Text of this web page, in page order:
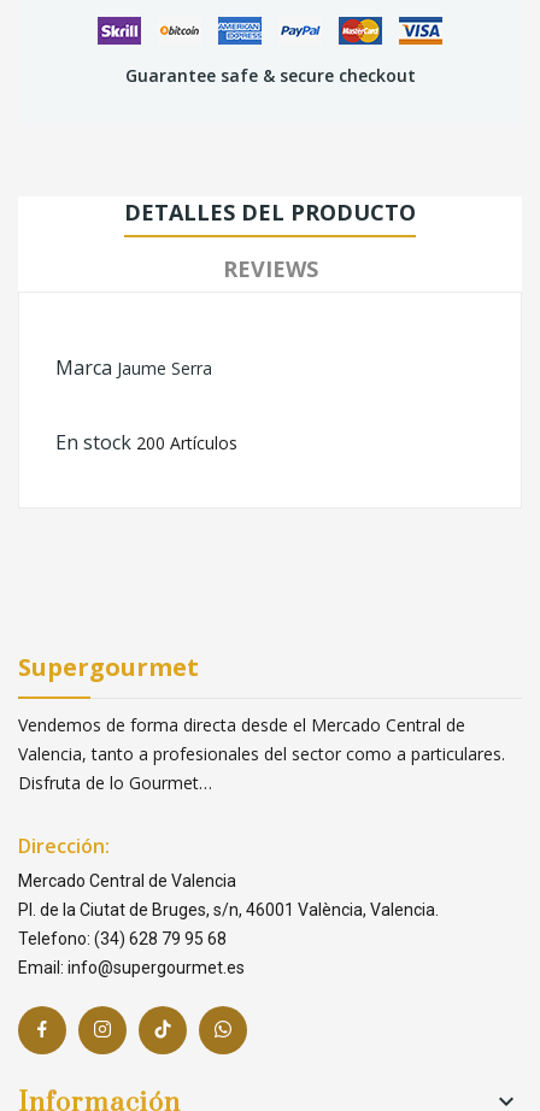
Guarantee safe & secure checkout
DETALLES DEL PRODUCTO
REVIEWS
Marca Jaume Serra
En stock 200 Artículos
Supergourmet
Vendemos de forma directa desde el Mercado Central de
Valencia, tanto a profesionales del sector como a particulares.
Disfruta de lo Gourmet…
Dirección:
Mercado Central de Valencia
Pl. de la Ciutat de Bruges, s/n, 46001 València, Valencia.
Telefono: (34) 628 79 95 68
Email: info@supergourmet.es
Información 